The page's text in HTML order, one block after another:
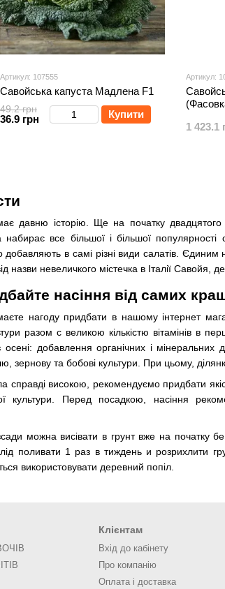
давню історію. Ще на початку
набирає все більшої і більшої
в самі різні види салатів.
назви невеличкого містечка в Італії Савойя,
насіння від самих
нагоду придбати в нашому інтернет
разом с великою кількістю вітамінів в
осені: добавлення органічних і
зернову та бобові культури. При цьому,
справді високою, рекомендуємо придбати
культури. Перед посадкою, насіння
можна висівати в грунт вже на початку
поливати 1 раз в тиждень и розрихлити
використовувати деревний попіл.
Артикул: 107555
Савойська капуста Мадлена F1
49.2 грн
36.9 грн Купити
Артикул:
1 423.1
Клієнтам
Вхід до кабінету
Про компанію
Оплата і доставка